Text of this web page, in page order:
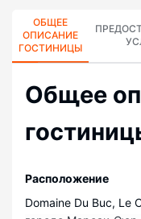
ОБЩЕЕ
ОПИСАНИЕ
ГОСТИНИЦЫ
Общее
Pасположение
Domaine Du Buc, Le